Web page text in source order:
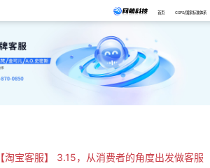
首页 CSPS/国家标准体系
【淘宝客服】 3.15，从消费者的角度出发做客服